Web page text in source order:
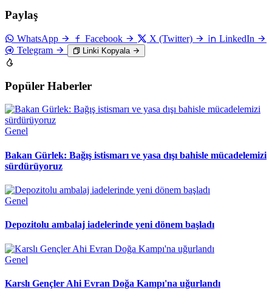
Paylaş
WhatsApp Facebook X (Twitter)
LinkedIn
Telegram
Linki Kopyala
Popüler Haberler
Genel
Bakan Gürlek: Bağış istismarı ve yasa dışı bahisle mücadelemizi
sürdürüyoruz
Genel
Depozitolu ambalaj iadelerinde yeni dönem başladı
Genel
Karslı Gençler Ahi Evran Doğa Kampı'na uğurlandı